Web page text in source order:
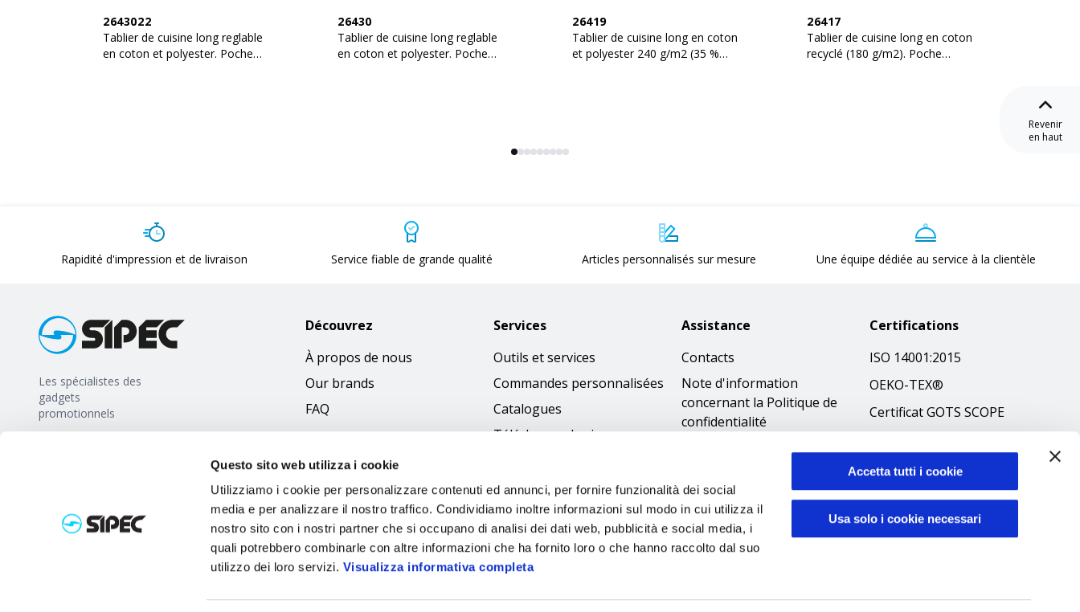
Questo sito web utilizza i cookie
Utilizziamo i cookie per personalizzare contenuti ed annunci, per fornire funzionalità dei social
media e per analizzare il nostro traffico. Condividiamo inoltre informazioni sul modo in cui utilizza il
nostro sito con i nostri partner che si occupano di analisi dei dati web, pubblicità e social media, i
quali potrebbero combinarle con altre informazioni che ha fornito loro o che hanno raccolto dal suo
utilizzo dei loro servizi. Visualizza informativa completa
Accetta tutti i cookie
Usa solo i cookie necessari
2643022
Tablier de cuisine long reglable
en coton et polyester. Poche
26430
Tablier de cuisine long reglable
en coton et polyester. Poche
26419
Tablier de cuisine long en coton
et polyester 240 g/m2 (35 %
26417
Tablier de cuisine long en coton
recyclé (180 g/m2). Poche
Revenir
en haut
Rapidité d'impression et de livraison Service fiable de grande qualité Articles personnalisés sur mesure Une équipe dédiée au service à la clientèle
Les spécialistes des
gadgets
promotionnels
Découvrez
À propos de nous
Our brands
FAQ
Services
Outils et services
Commandes personnalisées
Catalogues
Télécharger les images
Assistance
Contacts
Note d'information
concernant la Politique de
confidentialité
cookies
Accessibilità
Code éthique
Certifications
ISO 14001:2015
OEKO-TEX®
Certificat GOTS SCOPE
Politique
environnementale
Sécurité des produits